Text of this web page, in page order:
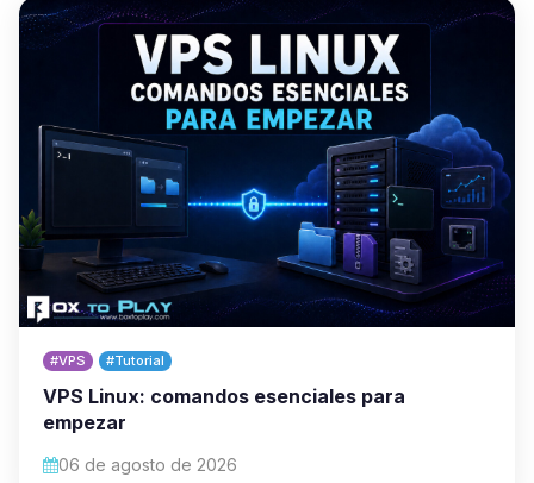
#VPS #Tutorial
VPS Linux: comandos esenciales para
empezar
06 de agosto de 2026